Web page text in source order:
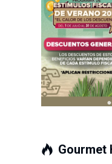
Gourmet